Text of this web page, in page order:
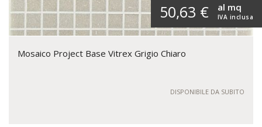
50,63 € IVA inclusa
al mq
Mosaico Project Base Vitrex Grigio Chiaro
DISPONIBILE DA SUBITO